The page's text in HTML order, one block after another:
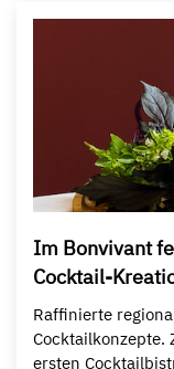
Im Bonvivant
Cocktail-
Raffinierte
Cocktailkonzepte.
ersten